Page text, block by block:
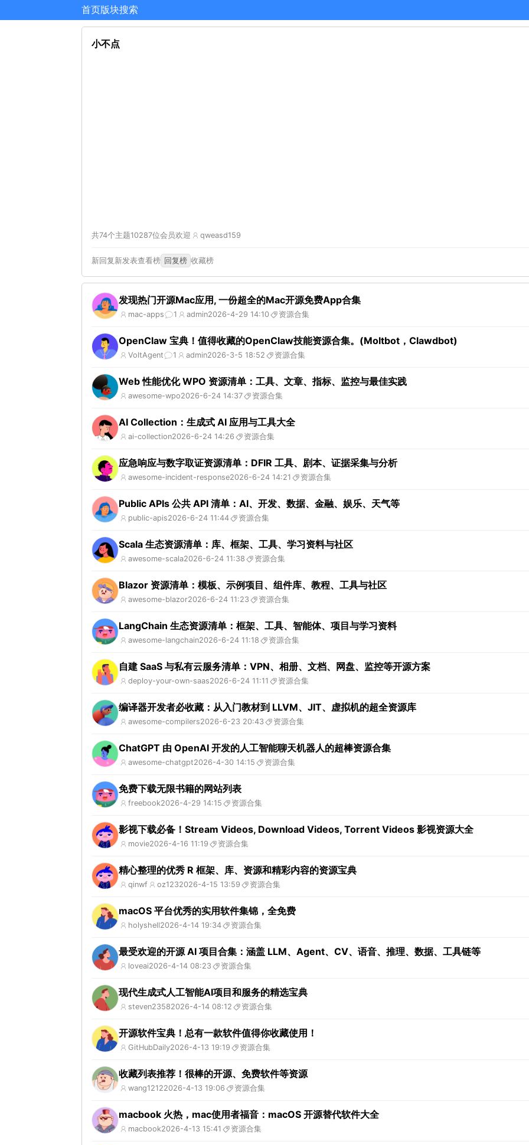
首页版块搜索
小不点
共74个主题10287位会员欢迎 qweasd159
新回复 新发表查看榜 回复榜 收藏榜
发现热门开源Mac应用, 一份超全的Mac开源免费App合集
mac-apps 1 admin2026-4-29 14:10 资源合集
OpenClaw 宝典！值得收藏的OpenClaw技能资源合集。(Moltbot，Clawdbot)
VoltAgent 1 admin2026-3-5 18:52 资源合集
Web 性能优化 WPO 资源清单：工具、文章、指标、监控与最佳实践
awesome-wpo2026-6-24 14:37 资源合集
AI Collection：生成式 AI 应用与工具大全
ai-collection2026-6-24 14:26 资源合集
应急响应与数字取证资源清单：DFIR 工具、剧本、证据采集与分析
awesome-incident-response2026-6-24 14:21 资源合集
Public APIs 公共 API 清单：AI、开发、数据、金融、娱乐、天气等
public-apis2026-6-24 11:44 资源合集
Scala 生态资源清单：库、框架、工具、学习资料与社区
awesome-scala2026-6-24 11:38 资源合集
Blazor 资源清单：模板、示例项目、组件库、教程、工具与社区
awesome-blazor2026-6-24 11:23 资源合集
LangChain 生态资源清单：框架、工具、智能体、项目与学习资料
awesome-langchain2026-6-24 11:18 资源合集
自建 SaaS 与私有云服务清单：VPN、相册、文档、网盘、监控等开源方案
deploy-your-own-saas2026-6-24 11:11 资源合集
编译器开发者必收藏：从入门教材到 LLVM、JIT、虚拟机的超全资源库
awesome-compilers2026-6-23 20:43 资源合集
ChatGPT 由 OpenAI 开发的人工智能聊天机器人的超棒资源合集
awesome-chatgpt2026-4-30 14:15 资源合集
免费下载无限书籍的网站列表
freebook2026-4-29 14:15 资源合集
影视下载必备！Stream Videos, Download Videos, Torrent Videos 影视资源大全
movie2026-4-16 11:19 资源合集
精心整理的优秀 R 框架、库、资源和精彩内容的资源宝典
qinwf oz1232026-4-15 13:59 资源合集
macOS 平台优秀的实用软件集锦，全免费
holyshell2026-4-14 19:34 资源合集
最受欢迎的开源 AI 项目合集：涵盖 LLM、Agent、CV、语音、推理、数据、工具链等
loveai2026-4-14 08:23 资源合集
现代生成式人工智能AI项目和服务的精选宝典
steven23582026-4-14 08:12 资源合集
开源软件宝典！总有一款软件值得你收藏使用！
GitHubDaily2026-4-13 19:19 资源合集
收藏列表推荐！很棒的开源、免费软件等资源
wang12122026-4-13 19:06 资源合集
macbook 火热，mac使用者福音：macOS 开源替代软件大全
macbook2026-4-13 15:41 资源合集